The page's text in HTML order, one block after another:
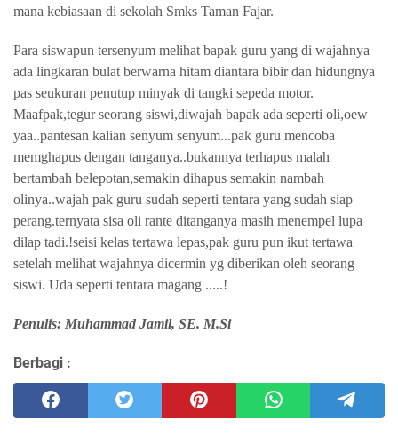
mana kebiasaan di sekolah Smks Taman Fajar.
Para siswapun tersenyum melihat bapak guru yang di wajahnya
ada lingkaran bulat berwarna hitam diantara bibir dan hidungnya
pas seukuran penutup minyak di tangki sepeda motor.
Maafpak,tegur seorang siswi,diwajah bapak ada seperti oli,oew
yaa..pantesan kalian senyum senyum...pak guru mencoba
memghapus dengan tanganya..bukannya terhapus malah
bertambah belepotan,semakin dihapus semakin nambah
olinya..wajah pak guru sudah seperti tentara yang sudah siap
perang.ternyata sisa oli rante ditanganya masih menempel lupa
dilap tadi.!seisi kelas tertawa lepas,pak guru pun ikut tertawa
setelah melihat wajahnya dicermin yg diberikan oleh seorang
siswi. Uda seperti tentara magang .....!
Penulis: Muhammad Jamil, SE. M.Si
Berbagi :